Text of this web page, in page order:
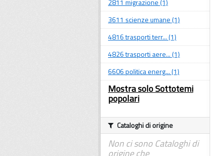
2811 migrazione (1)
3611 scienze umane (1)
4816 trasporti terr... (1)
4826 trasporti aere... (1)
6606 politica energ... (1)
Mostra solo Sottotemi
popolari
Cataloghi di origine
Non ci sono Cataloghi di
origine che